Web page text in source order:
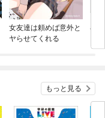
女友達は頼めば意外と
ヤらせてくれる
小
もっと見る